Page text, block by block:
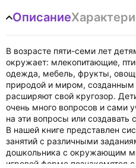
Описание
В возрасте пяти-семи лет
окружает: млекопитающие,
одежда, мебель, фрукты,
природой и миром,
расширяют свой кругозор.
очень много вопросов и сами
на эти вопросы или создавать
В нашей книге представлен
занятий с различными
дошкольника с окружающим
игровой форме познакомятся